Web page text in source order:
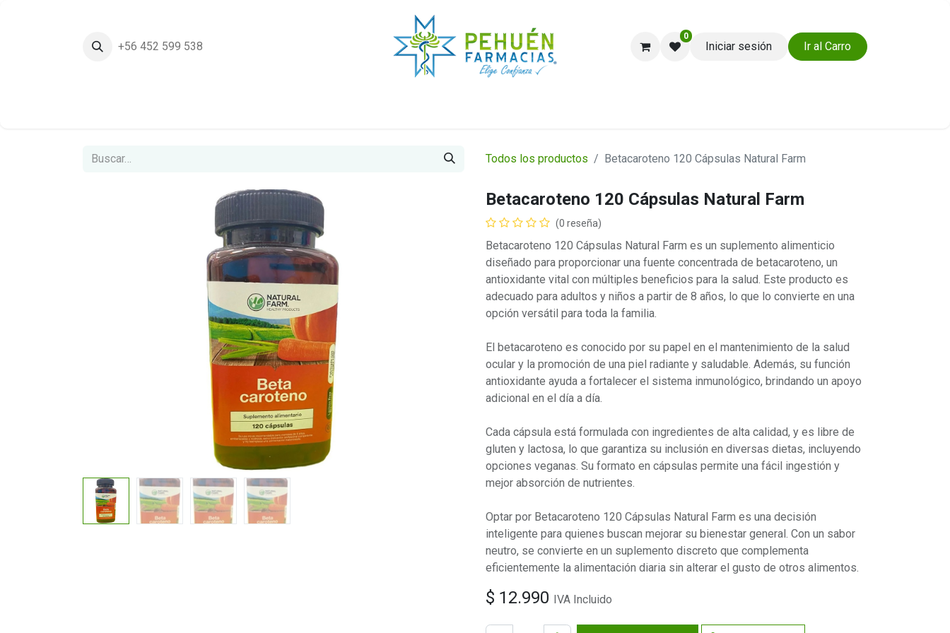
+56 452 599 538
0
Iniciar sesión Ir al Carro
Todos los productos Betacaroteno 120 Cápsulas Natural Farm
Betacaroteno 120 Cápsulas Natural Farm
(0 reseña)
Betacaroteno 120 Cápsulas Natural Farm es un suplemento alimenticio
diseñado para proporcionar una fuente concentrada de betacaroteno, un
antioxidante vital con múltiples beneficios para la salud. Este producto es
adecuado para adultos y niños a partir de 8 años, lo que lo convierte en una
opción versátil para toda la familia.
El betacaroteno es conocido por su papel en el mantenimiento de la salud
ocular y la promoción de una piel radiante y saludable. Además, su función
antioxidante ayuda a fortalecer el sistema inmunológico, brindando un apoyo
adicional en el día a día.
Cada cápsula está formulada con ingredientes de alta calidad, y es libre de
gluten y lactosa, lo que garantiza su inclusión en diversas dietas, incluyendo
opciones veganas. Su formato en cápsulas permite una fácil ingestión y
mejor absorción de nutrientes.
Optar por Betacaroteno 120 Cápsulas Natural Farm es una decisión
inteligente para quienes buscan mejorar su bienestar general. Con un sabor
neutro, se convierte en un suplemento discreto que complementa
eficientemente la alimentación diaria sin alterar el gusto de otros alimentos.
$ 12.990 IVA Incluido